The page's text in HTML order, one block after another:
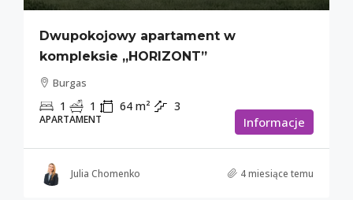
Dwupokojowy apartament w
kompleksie „HORIZONT”
Burgas
1 1 64 m² 3
APARTAMENT Informacje
Julia Chomenko 4 miesiące temu